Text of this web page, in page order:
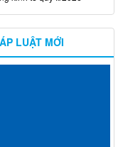
LUẬT MỚI